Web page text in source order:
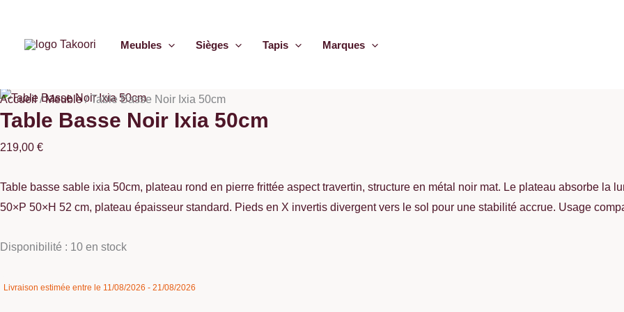
contenu
Meubles Sièges Tapis Marques
Accueil/Meuble/Table Basse Noir Ixia 50cm
Table Basse Noir Ixia 50cm
219,00 €
Table basse sable ixia 50cm, plateau rond en pierre frittée aspect travertin, structure en métal noir mat. Le plateau absorbe la
50×P 50×H 52 cm, plateau épaisseur standard. Pieds en X invertis divergent vers le sol pour une stabilité accrue. Usage
Disponibilité : 10 en stock
Livraison estimée entre le 11/08/2026 - 21/08/2026
Table
Noir
Ixia
50cm